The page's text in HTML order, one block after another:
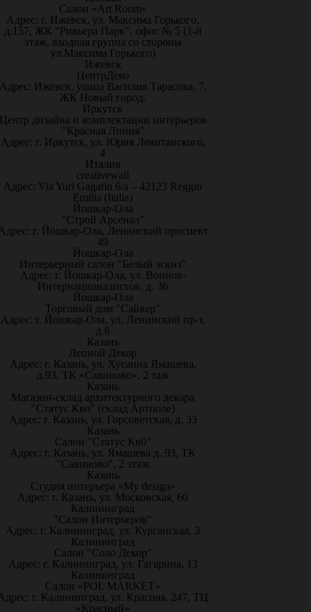
Салон «Art Room»
Адрес: г. Ижевск, ул. Максима Горького,
д.157, ЖК "Ривьера Парк", офис № 5 (1-й
этаж, входная группа со стороны
ул.Максима Горького)
Ижевск
ЦентрДеко
Ижевск, улица Василия Тарасова, 7,
ЖК Новый город.
Иркутск
дизайна и комплектации интерьеров
"Красная Линия"
Адрес: г. Иркутск, ул. Юрия Левитанского,
4
Италия
creativewall
Адрес: Via Yuri Gagarin 6/a – 42123 Reggio
Emilia (Italia)
Йошкар-Ола
"Строй Арсенал"
г. Йошкар-Ола, Ленинский проспект
49
Йошкар-Ола
Интерьерный салон "Белый эскиз"
Адрес: г. Йошкар-Ола, ул. Воинов-
Интернационалистов, д. 36
Йошкар-Ола
Торговый дом "Сайвер"
Адрес: г. Йошкар-Ола, ул. Ленинский пр-т,
д.8
Казань
Лепной Декор
Адрес: г. Казань, ул. Хусаина Ямашева,
д.93, ТК «Савиново», 2 таж
Казань
Магазин-склад архитектурного декора
"Статус Кво" (склад Артполе)
Адрес: г. Казань, ул. Горсоветская, д. 33
Казань
Салон "Статус Кв0"
Адрес: г. Казань, ул. Ямашева д. 93, ТК
"Савиново", 2 этаж
Казань
Студия интерьера «My design»
Адрес: г. Казань, ул. Московская, 60
Калининград
"Салон Интерьеров"
Адрес: г. Калининград, ул. Курганская, 3
Калининград
Салон "Соло Декор"
Адрес: г. Калининград, ул. Гагарина, 13
Калининград
Салон «POL MARKET»
г. Калининград, ул. Красная, 247, ТЦ
«Красный»